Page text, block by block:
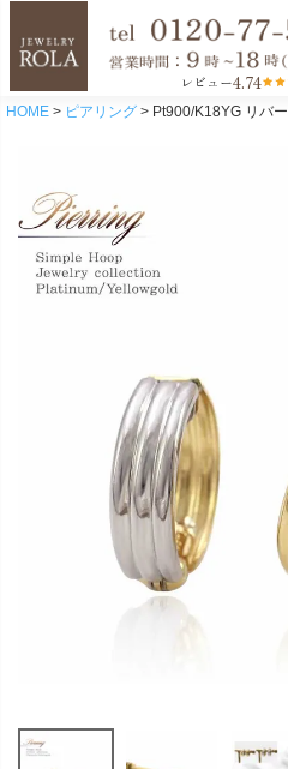
レビュー4.74
HOME ピアリング Pt900/K18YG リバ